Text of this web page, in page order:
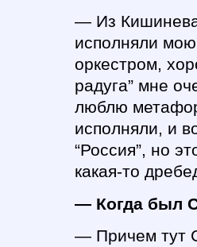
— Из Кишинева
исполняли мою
оркестром,
радуга” мне
люблю
исполняли, и
“Россия”, но
какая-то
— Когда был
— Причем тут